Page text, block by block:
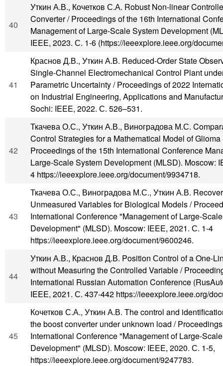
40
Уткин А.В., Кочетков С.А. Robust Non-linear
Converter / Proceedings of the 16th International
Management of Large-Scale System Development
IEEE, 2023. С. 1-6 (https://ieeexplore.ieee.org/
41
Краснов Д.В., Уткин А.В. Reduced-Order State
Single-Channel Electromechanical Control Plant
Parametric Uncertainty / Proceedings of 2022
on Industrial Engineering, Applications and
Sochi: IEEE, 2022. С. 526–531.
42
Ткачева О.С., Уткин А.В., Виноградова М.С.
Control Strategies for a Mathematical Model of Glioma
Proceedings of the 15th International Conference
Large-Scale System Development (MLSD). Moscow:
4 https://ieeexplore.ieee.org/document/9934718.
43
Ткачева О.С., Виноградова М.С., Уткин А.В.
Unmeasured Variables for Biological Models /
International Conference "Management of Large-
Development" (MLSD). Moscow: IEEE, 2021. С. 1-4
https://ieeexplore.ieee.org/document/9600246.
44
Уткин А.В., Краснов Д.В. Position Сontrol of a One-
without Measuring the Controlled Variable /
International Russian Automation Conference
IEEE, 2021. С. 437-442 https://ieeexplore.ieee.org/
45
Кочетков С.А., Уткин А.В. The control and
the boost converter under unknown load /
International Conference "Management of Large-
Development" (MLSD). Moscow: IEEE, 2020. С. 1-5,
https://ieeexplore.ieee.org/document/9247783.